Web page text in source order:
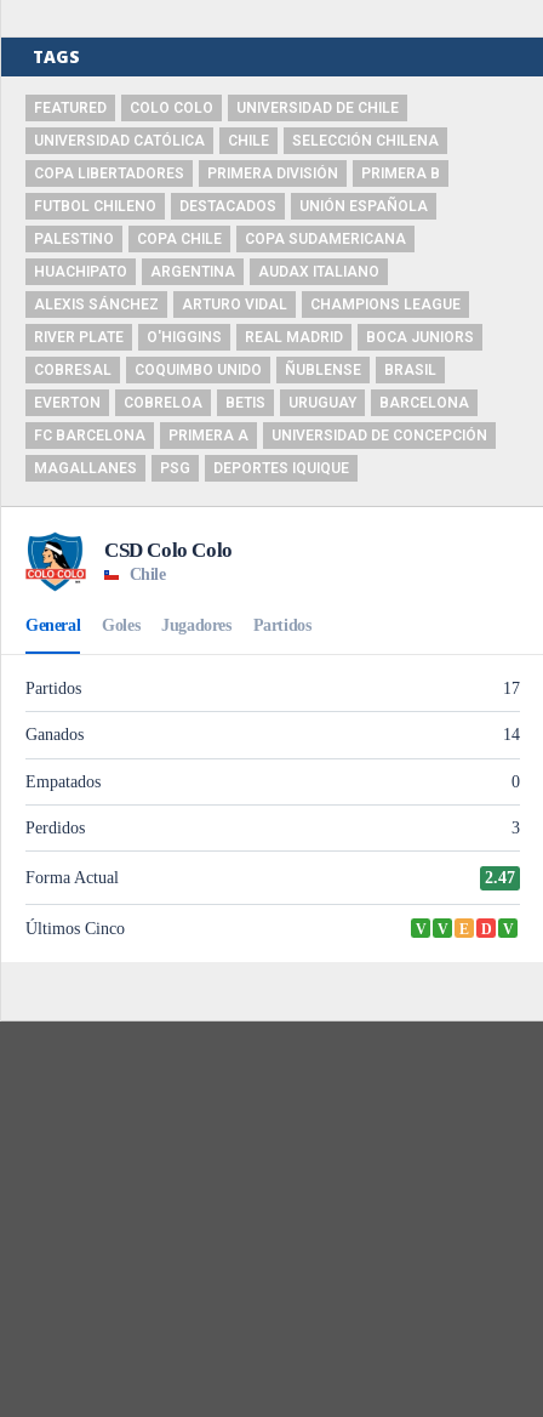
TAGS
FEATURED COLO COLO
UNIVERSIDAD DE CHILE
UNIVERSIDAD CATÓLICA
CHILE
SELECCIÓN CHILENA
COPA LIBERTADORES
PRIMERA DIVISIÓN
PRIMERA B
FUTBOL CHILENO
DESTACADOS
UNIÓN ESPAÑOLA
PALESTINO
COPA CHILE
COPA SUDAMERICANA
HUACHIPATO
ARGENTINA
AUDAX ITALIANO
ALEXIS SÁNCHEZ
ARTURO VIDAL
CHAMPIONS LEAGUE
RIVER PLATE
O'HIGGINS REAL MADRID
BOCA JUNIORS
COBRESAL
COQUIMBO UNIDO ÑUBLENSE
BRASIL
EVERTON
COBRELOA BETIS URUGUAY
BARCELONA
FC BARCELONA
PRIMERA A
UNIVERSIDAD DE CONCEPCIÓN
MAGALLANES
PSG DEPORTES IQUIQUE